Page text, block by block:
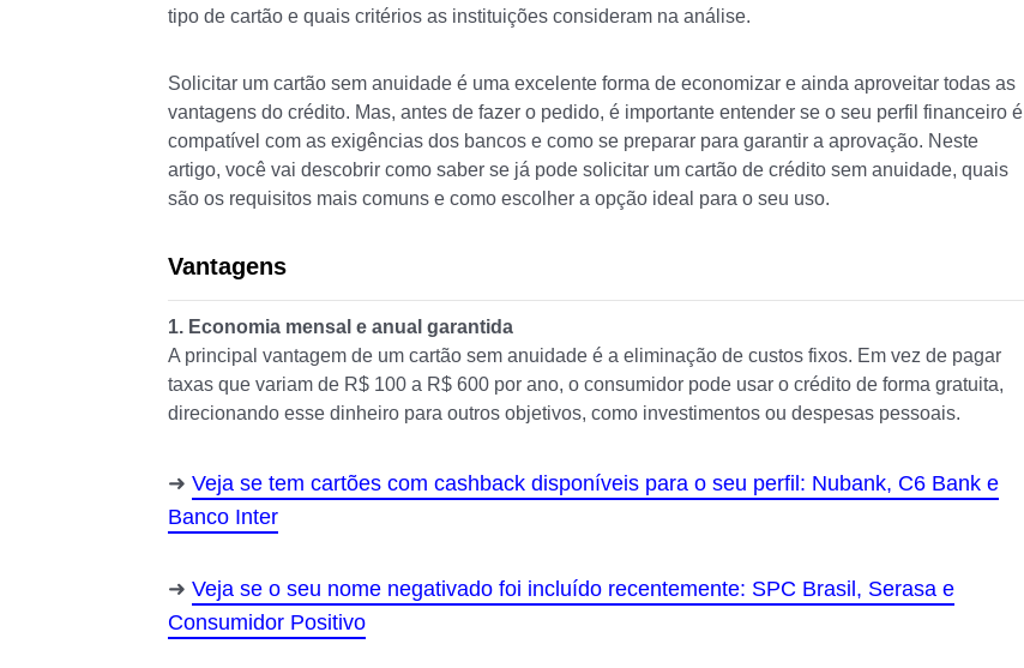
tipo de cartão e quais critérios as instituições consideram na análise.
Solicitar um cartão sem anuidade é uma excelente forma de economizar e ainda aproveitar todas as
vantagens do crédito. Mas, antes de fazer o pedido, é importante entender se o seu perfil financeiro é
compatível com as exigências dos bancos e como se preparar para garantir a aprovação. Neste
artigo, você vai descobrir como saber se já pode solicitar um cartão de crédito sem anuidade, quais
são os requisitos mais comuns e como escolher a opção ideal para o seu uso.
Vantagens
1. Economia mensal e anual garantida
A principal vantagem de um cartão sem anuidade é a eliminação de custos fixos. Em vez de pagar
taxas que variam de R$ 100 a R$ 600 por ano, o consumidor pode usar o crédito de forma gratuita,
direcionando esse dinheiro para outros objetivos, como investimentos ou despesas pessoais.
Veja se tem cartões com cashback disponíveis para o seu perfil: Nubank, C6 Bank e
Banco Inter
Veja se o seu nome negativado foi incluído recentemente: SPC Brasil, Serasa e
Consumidor Positivo